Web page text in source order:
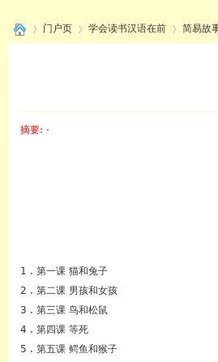
门户页 学会读书汉语在前 简易故
摘要: ·
1 . 第一课 猫和兔子
2 . 第二课 男孩和女孩
3 . 第三课 鸟和松鼠
4 . 第四课 等死
5 . 第五课 鳄鱼和猴子